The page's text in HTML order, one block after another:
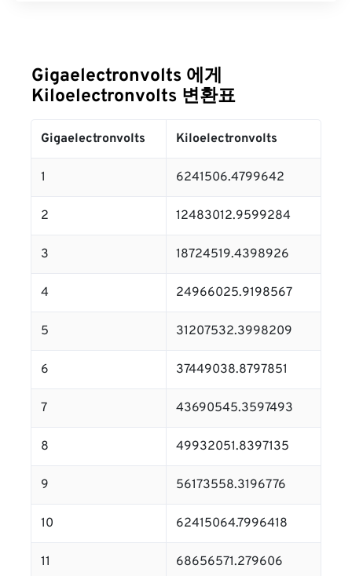
Gigaelectronvolts 에게
Kiloelectronvolts 변환표
Gigaelectronvolts Kiloelectronvolts
1 6241506.4799642
2 12483012.9599284
3 18724519.4398926
4 24966025.9198567
5 31207532.3998209
6 37449038.8797851
7 43690545.3597493
8 49932051.8397135
9 56173558.3196776
10 62415064.7996418
11 68656571.279606